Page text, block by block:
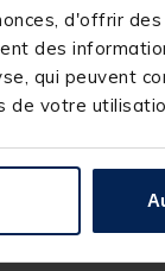
d'offrir
des
qui peuvent
de votre